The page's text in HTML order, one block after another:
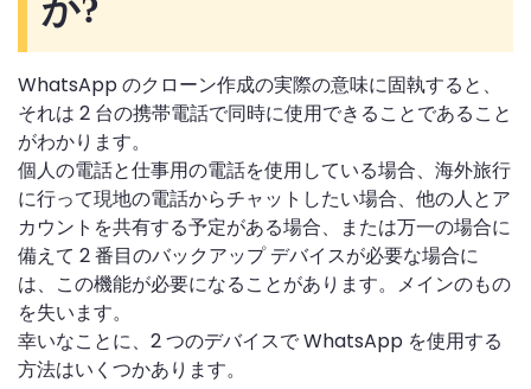
か?
WhatsApp のクローン作成の実際の意味に固執すると、
それは 2 台の携帯電話で同時に使用できることであること
がわかります。
個人の電話と仕事用の電話を使用している場合、海外旅行
に行って現地の電話からチャットしたい場合、他の人とア
カウントを共有する予定がある場合、または万一の場合に
備えて 2 番目のバックアップ デバイスが必要な場合に
は、この機能が必要になることがあります。メインのもの
を失います。
幸いなことに、2 つのデバイスで WhatsApp を使用する
方法はいくつかあります。